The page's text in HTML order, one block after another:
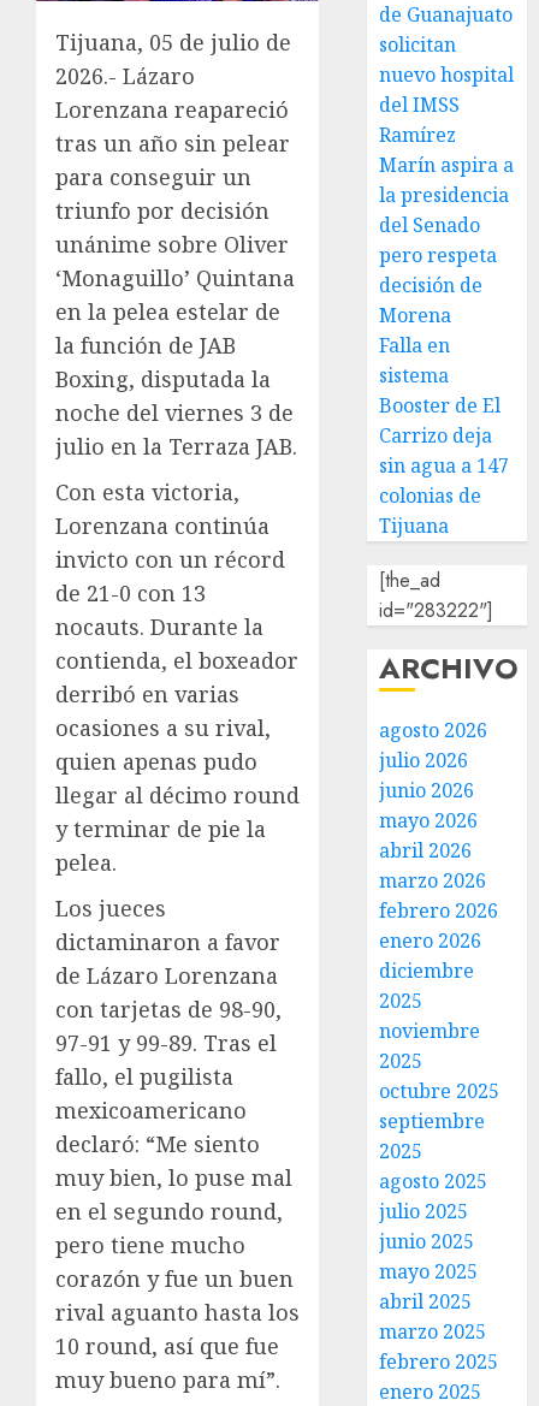
Tijuana, 05 de julio de
2026.- Lázaro
Lorenzana reapareció
tras un año sin pelear
para conseguir un
triunfo por decisión
unánime sobre Oliver
‘Monaguillo’ Quintana
en la pelea estelar de
la función de JAB
Boxing, disputada la
noche del viernes 3 de
julio en la Terraza JAB.
Con esta victoria,
Lorenzana continúa
invicto con un récord
de 21-0 con 13
nocauts. Durante la
contienda, el boxeador
derribó en varias
ocasiones a su rival,
quien apenas pudo
llegar al décimo round
y terminar de pie la
pelea.
Los jueces
dictaminaron a favor
de Lázaro Lorenzana
con tarjetas de 98-90,
97-91 y 99-89. Tras el
fallo, el pugilista
mexicoamericano
declaró: “Me siento
muy bien, lo puse mal
en el segundo round,
pero tiene mucho
corazón y fue un buen
rival aguanto hasta los
10 round, así que fue
muy bueno para mí”.
de Guanajuato
solicitan
nuevo hospital
del IMSS
Ramírez
Marín aspira a
la presidencia
del Senado
pero respeta
decisión de
Morena
Falla en
sistema
Booster de El
Carrizo deja
sin agua a 147
colonias de
Tijuana
[the_ad
id="283222"]
ARCHIVO
agosto 2026
julio 2026
junio 2026
mayo 2026
abril 2026
marzo 2026
febrero 2026
enero 2026
diciembre
2025
noviembre
2025
octubre 2025
septiembre
2025
agosto 2025
julio 2025
junio 2025
mayo 2025
abril 2025
marzo 2025
febrero 2025
enero 2025